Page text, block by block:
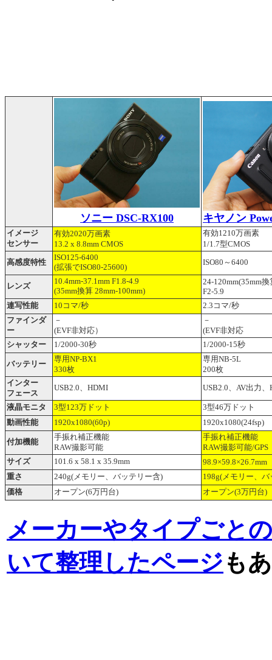
ソニー DSC-RX100 キヤノン
イメージ
センサー
有効2020万画素
13.2 x 8.8mm CMOS
有効1210万画素
1/1.7型CMOS
高感度特性
ISO125-6400
(拡張でISO80-25600)
ISO80～6400
レンズ
10.4mm-37.1mm F1.8-4.9
(35mm換算 28mm-100mm)
24-120mm(35mm換
F2-5.9
連写性能
10コマ/秒
2.3コマ/秒
ファインダ
ー
－
(EVF非対応）
－
(EVF非対応
シャッター
1/2000-30秒 1/2000-15秒
バッテリー
専用NP-BX1
330枚
専用NB-5L
200枚
インター
フェース
USB2.0、HDMI USB2.0、AV出力
液晶モニタ 3型123万ドット
3型46万ドット
動画性能
1920x1080(60p) 1920x1080(24fsp)
付加機能
手振れ補正機能
RAW撮影可能
手振れ補正機能
RAW撮影可能/GPS
サイズ
101.6 x 58.1 x 35.9mm 98.9×59.8×26.7mm
重さ 240g(メモリー、バッテリー含)
198g(メモリー、
価格
オープン(6万円台) オープン(3万円台)
メーカーやタイプごと
いて整理したページ も